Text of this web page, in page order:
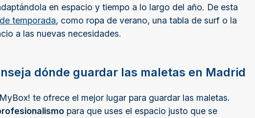
en espacio y tiempo a lo largo del año. De esta
temporada, como ropa de verano, una tabla de surf o la
a las nuevas necesidades.
dónde guardar las maletas en Madrid
te ofrece el mejor lugar para guardar las maletas.
para que uses el espacio justo que se